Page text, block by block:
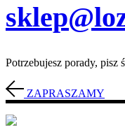
Potrzebujesz porady, pisz
ZAPRASZAMY